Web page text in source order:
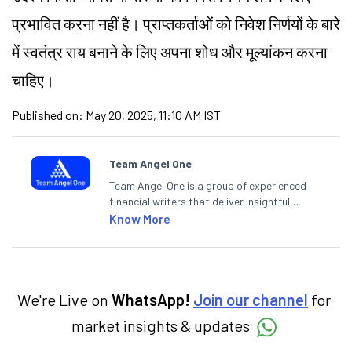
प्रभावित करना नहीं है। प्राप्तकर्ताओं को निवेश निर्णयों के बारे
में स्वतंत्र राय बनाने के लिए अपना शोध और मूल्यांकन करना
चाहिए।
Published on: May 20, 2025, 11:10 AM IST
Team Angel One
Team Angel One is a group of experienced
financial writers that deliver insightful
articles on the stock market, IPO, economy,
categories.
Know More
We're Live on WhatsApp! Join our channel for
market insights & updates